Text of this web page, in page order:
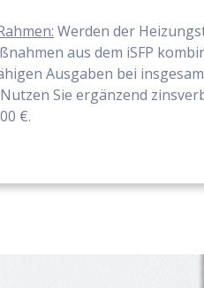
Werden der
aus dem iSFP
Ausgaben bei
Nutzen Sie ergänzend
€.